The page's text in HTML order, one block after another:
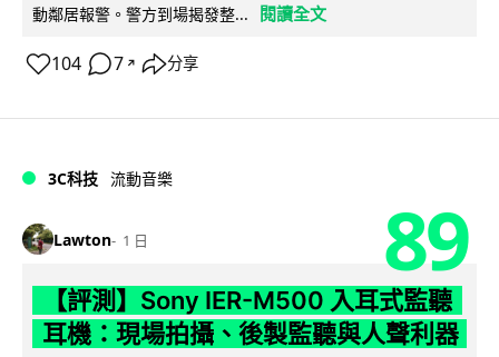
動鄰居報警。警方到場揭發整...
閱讀全文
104 7 ↗ 分享
3C科技 流動音樂
Lawton 1 日 89
【評測】Sony IER-M500 入耳式監聽
耳機：現場拍攝、後製監聽與人聲利器